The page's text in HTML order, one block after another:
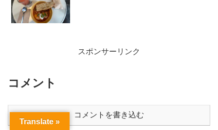
スポンサーリンク
コメント
コメントを書き込む
Translate »